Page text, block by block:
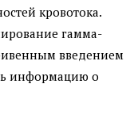
кровотока.
гамма-
введением
информацию о